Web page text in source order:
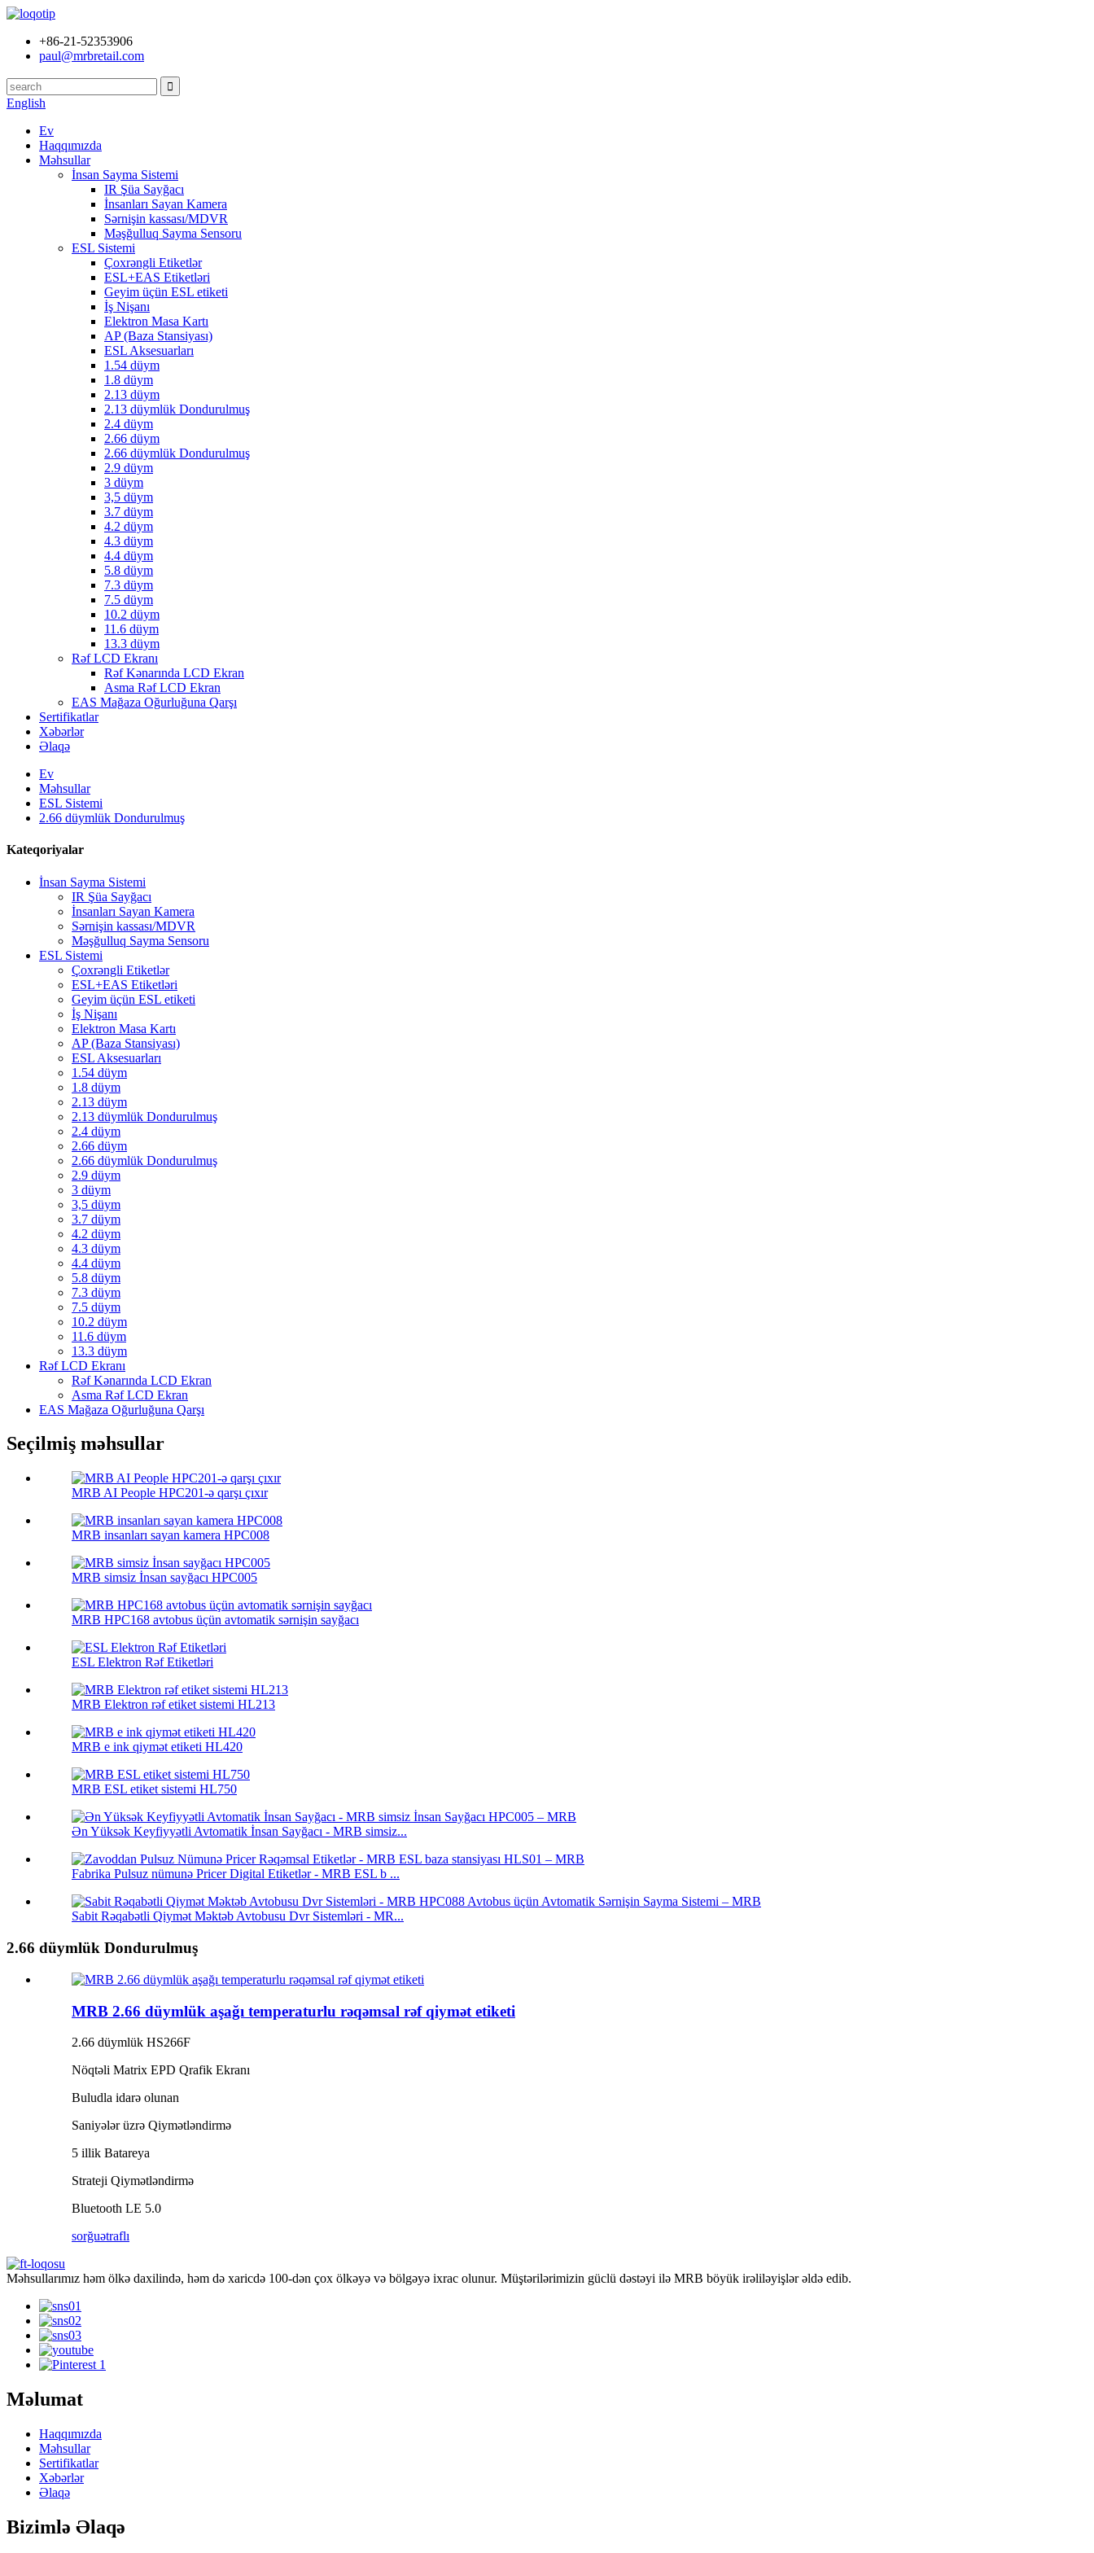
+86-21-52353906
paul@mrbretail.com
English
Ev
Haqqımızda
Məhsullar
İnsan Sayma Sistemi
IR Şüa Sayğacı
İnsanları Sayan Kamera
Sərnişin kassası/MDVR
Məşğulluq Sayma Sensoru
ESL Sistemi
Çoxrəngli Etiketlər
ESL+EAS Etiketləri
Geyim üçün ESL etiketi
İş Nişanı
Elektron Masa Kartı
AP (Baza Stansiyası)
ESL Aksesuarları
1.54 düym
1.8 düym
2.13 düym
2.13 düymlük Dondurulmuş
2.4 düym
2.66 düym
2.66 düymlük Dondurulmuş
2.9 düym
3 düym
3,5 düym
3.7 düym
4.2 düym
4.3 düym
4.4 düym
5.8 düym
7.3 düym
7.5 düym
10.2 düym
11.6 düym
13.3 düym
Rəf LCD Ekranı
Rəf Kənarında LCD Ekran
Asma Rəf LCD Ekran
EAS Mağaza Oğurluğuna Qarşı
Sertifikatlar
Xəbərlər
Əlaqə
Ev
Məhsullar
ESL Sistemi
2.66 düymlük Dondurulmuş
Kateqoriyalar
İnsan Sayma Sistemi
IR Şüa Sayğacı
İnsanları Sayan Kamera
Sərnişin kassası/MDVR
Məşğulluq Sayma Sensoru
ESL Sistemi
Çoxrəngli Etiketlər
ESL+EAS Etiketləri
Geyim üçün ESL etiketi
İş Nişanı
Elektron Masa Kartı
AP (Baza Stansiyası)
ESL Aksesuarları
1.54 düym
1.8 düym
2.13 düym
2.13 düymlük Dondurulmuş
2.4 düym
2.66 düym
2.66 düymlük Dondurulmuş
2.9 düym
3 düym
3,5 düym
3.7 düym
4.2 düym
4.3 düym
4.4 düym
5.8 düym
7.3 düym
7.5 düym
10.2 düym
11.6 düym
13.3 düym
Rəf LCD Ekranı
Rəf Kənarında LCD Ekran
Asma Rəf LCD Ekran
EAS Mağaza Oğurluğuna Qarşı
Seçilmiş məhsullar
MRB AI People HPC201-ə qarşı çıxır
MRB insanları sayan kamera HPC008
MRB simsiz İnsan sayğacı HPC005
MRB HPC168 avtobus üçün avtomatik sərnişin sayğacı
ESL Elektron Rəf Etiketləri
MRB Elektron rəf etiket sistemi HL213
MRB e ink qiymət etiketi HL420
MRB ESL etiket sistemi HL750
Ən Yüksək Keyfiyyətli Avtomatik İnsan Sayğacı - MRB simsiz...
Fabrika Pulsuz nümunə Pricer Digital Etiketlər - MRB ESL b ...
Sabit Rəqabətli Qiymət Məktəb Avtobusu Dvr Sistemləri - MR...
2.66 düymlük Dondurulmuş
MRB 2.66 düymlük aşağı temperaturlu rəqəmsal rəf qiymət etiketi
2.66 düymlük HS266F
Nöqtəli Matrix EPD Qrafik Ekranı
Buludla idarə olunan
Saniyələr üzrə Qiymətləndirmə
5 illik Batareya
Strateji Qiymətləndirmə
Bluetooth LE 5.0
sorğuətraflı
Məhsullarımız həm ölkə daxilində, həm də xaricdə 100-dən çox ölkəyə və bölgəyə ixrac olunur. Müştərilərimizin güclü dəstəyi ilə MRB böyük irəliləyişlər əldə edib.
Məlumat
Haqqımızda
Məhsullar
Sertifikatlar
Xəbərlər
Əlaqə
Bizimlə Əlaqə